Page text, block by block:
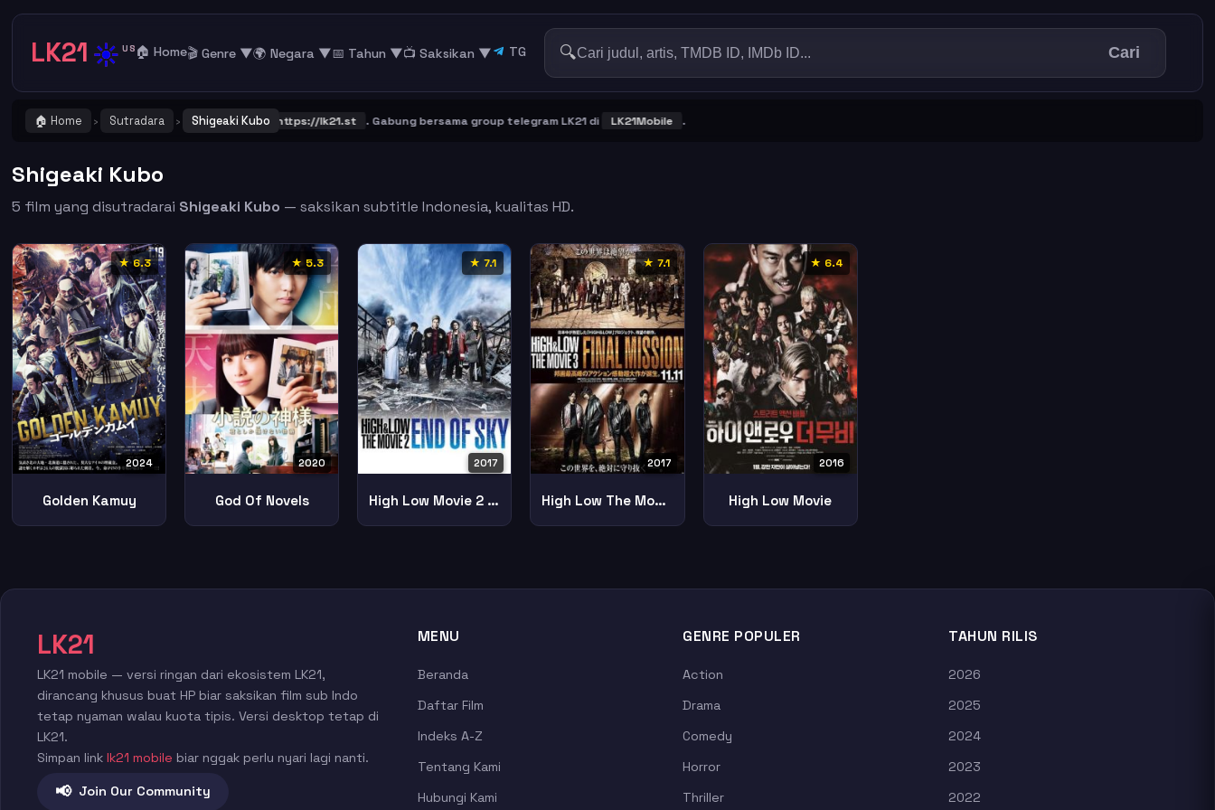
LK21 ☀️ US 🏠 Home🎬 Genre ▼🌍 Negara ▼📅 Tahun ▼📺 Saksikan ▼ TG 🔍 Cari
🏠 Home › Sutradara › Shigeaki Kubo
! Catat dan Bookmark alamat URL LK21 https://lk21.st . Gabung bersama group telegram LK21 di LK21Mobile .
Shigeaki Kubo
5 film yang disutradarai Shigeaki Kubo — saksikan subtitle Indonesia, kualitas HD.
★ 6.3
2024
Golden Kamuy
★ 5.3
2020
God Of Novels
★ 7.1
2017
High Low Movie 2 End Sky
★ 7.1
2017
High Low The Movie 3 Final Mission
★ 6.4
2016
High Low Movie
LK21
LK21 mobile — versi ringan dari ekosistem LK21,
dirancang khusus buat HP biar saksikan film sub Indo
tetap nyaman walau kuota tipis. Versi desktop tetap di
LK21.
Simpan link lk21 mobile biar nggak perlu nyari lagi nanti.
📢 Join Our Community
MENU
Beranda
Daftar Film
Indeks A-Z
Tentang Kami
Hubungi Kami
GENRE POPULER
Action
Drama
Comedy
Horror
Thriller
TAHUN RILIS
2026
2025
2024
2023
2022